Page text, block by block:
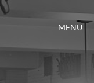
MENU